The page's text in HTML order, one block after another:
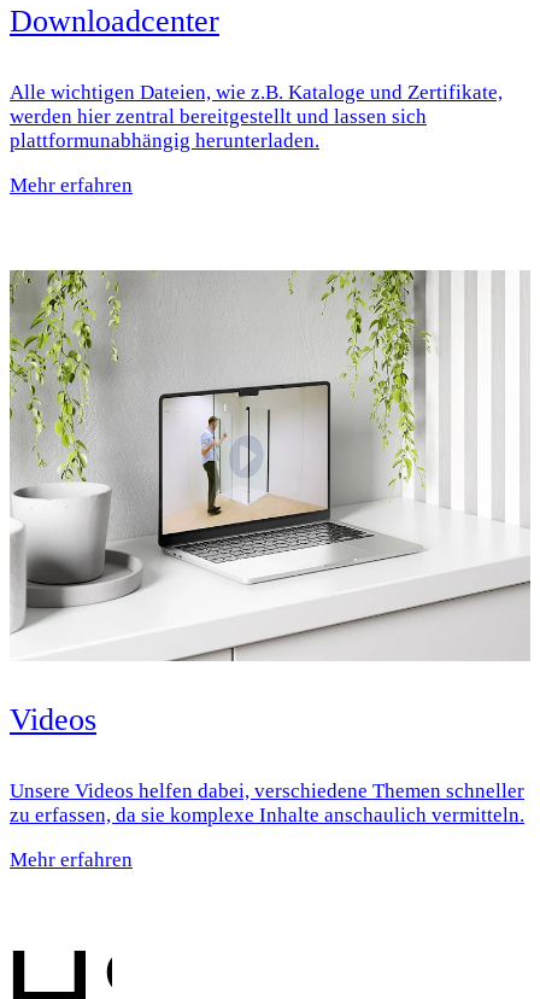
Downloadcenter
Alle wichtigen Dateien, wie z.B. Kataloge und Zertifikate,
werden hier zentral bereitgestellt und lassen sich
plattformunabhängig herunterladen.
Mehr erfahren
Videos
Unsere Videos helfen dabei, verschiedene Themen schneller
zu erfassen, da sie komplexe Inhalte anschaulich vermitteln.
Mehr erfahren